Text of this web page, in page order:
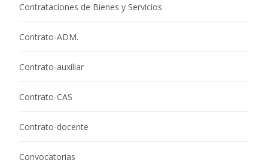
Contrataciones de Bienes y Servicios
Contrato-ADM.
Contrato-auxiliar
Contrato-CAS
Contrato-docente
Convocatorias